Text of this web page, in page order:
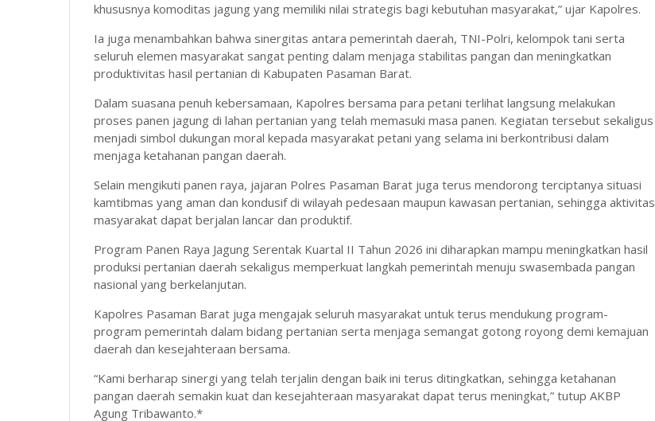
khususnya komoditas jagung yang memiliki nilai strategis bagi kebutuhan masyarakat,” ujar Kapolres.
Ia juga menambahkan bahwa sinergitas antara pemerintah daerah, TNI-Polri, kelompok tani serta
seluruh elemen masyarakat sangat penting dalam menjaga stabilitas pangan dan meningkatkan
produktivitas hasil pertanian di Kabupaten Pasaman Barat.
Dalam suasana penuh kebersamaan, Kapolres bersama para petani terlihat langsung melakukan
proses panen jagung di lahan pertanian yang telah memasuki masa panen. Kegiatan tersebut sekaligus
menjadi simbol dukungan moral kepada masyarakat petani yang selama ini berkontribusi dalam
menjaga ketahanan pangan daerah.
Selain mengikuti panen raya, jajaran Polres Pasaman Barat juga terus mendorong terciptanya situasi
kamtibmas yang aman dan kondusif di wilayah pedesaan maupun kawasan pertanian, sehingga aktivitas
masyarakat dapat berjalan lancar dan produktif.
Program Panen Raya Jagung Serentak Kuartal II Tahun 2026 ini diharapkan mampu meningkatkan hasil
produksi pertanian daerah sekaligus memperkuat langkah pemerintah menuju swasembada pangan
nasional yang berkelanjutan.
Kapolres Pasaman Barat juga mengajak seluruh masyarakat untuk terus mendukung program-
program pemerintah dalam bidang pertanian serta menjaga semangat gotong royong demi kemajuan
daerah dan kesejahteraan bersama.
“Kami berharap sinergi yang telah terjalin dengan baik ini terus ditingkatkan, sehingga ketahanan
pangan daerah semakin kuat dan kesejahteraan masyarakat dapat terus meningkat,” tutup AKBP
Agung Tribawanto.*